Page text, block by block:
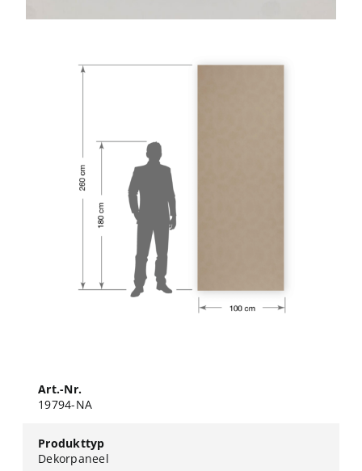
Art.-Nr.
19794-NA
Produkttyp
Dekorpaneel